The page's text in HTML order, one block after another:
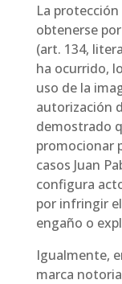
La
obtenerse
(art. 134,
ha ocurrido,
uso de la
autorización
demostrado
promocionar
casos Juan
configura
por infringir
engaño o
Igualmente,
marca